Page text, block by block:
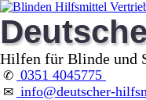
Hilfen für Blinde und
✆ 0351 4045775
✉ info@deutscher-